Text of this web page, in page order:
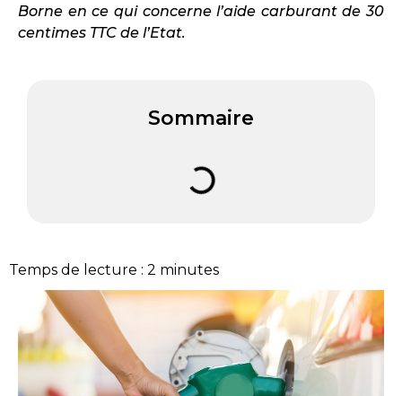
Borne en ce qui concerne l’aide carburant de 30
centimes TTC de l’Etat.
Sommaire
Temps de lecture : 2 minutes